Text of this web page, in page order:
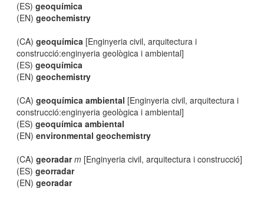
(ES)geoquímica
(EN)geochemistry
(CA)geoquímica [Enginyeria civil, arquitectura i
construcció:enginyeria geològica i ambiental]
(ES)geoquímica
(EN)geochemistry
(CA)geoquímica ambiental [Enginyeria civil, arquitectura i
construcció:enginyeria geològica i ambiental]
(ES)geoquímica ambiental
(EN)environmental geochemistry
(CA)georadar m [Enginyeria civil, arquitectura i construcció]
(ES)georradar
(EN)georadar